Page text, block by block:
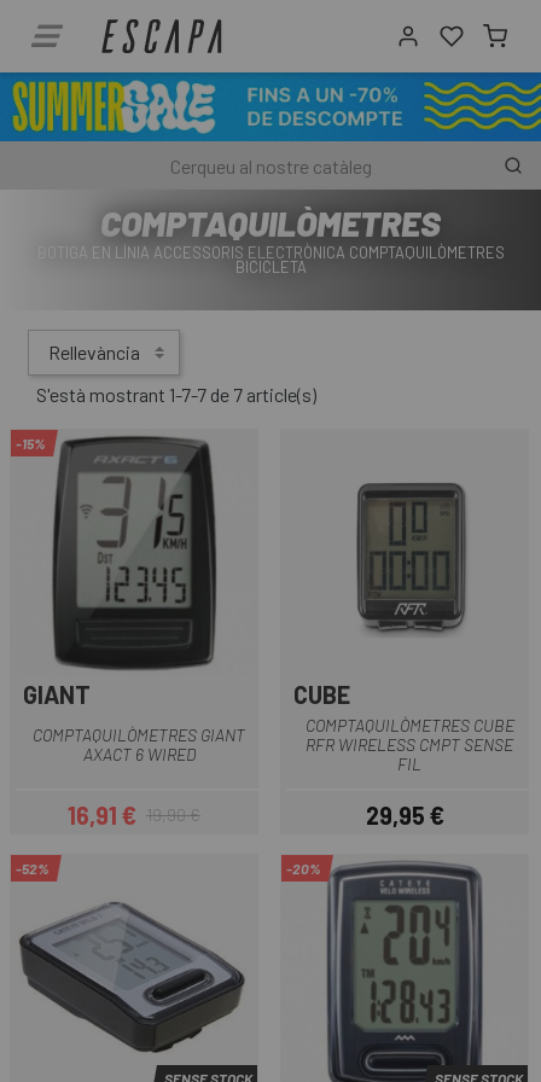
COMPTAQUILÒMETRES
BOTIGA EN LÍNIA ACCESSORIS ELECTRÒNICA COMPTAQUILÒMETRES
BICICLETA
Rellevància
S'està mostrant 1-7-7 de 7 article(s)
-15%
GIANT
COMPTAQUILÒMETRES GIANT
AXACT 6 WIRED
Preu
16,91 €Preu regular
19,90 €
CUBE
COMPTAQUILÒMETRES CUBE
RFR WIRELESS CMPT SENSE
FIL
Preu
29,95 €
-52%
SENSE STOCK
-20%
SENSE STOCK